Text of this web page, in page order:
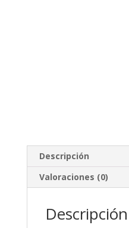
Descripción
Valoraciones (0)
Descripción